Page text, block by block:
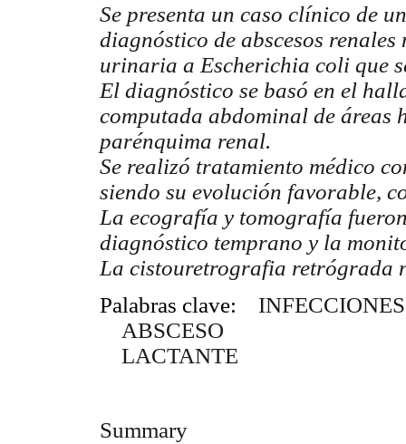
Se presenta un caso clínico de
diagnóstico de abscesos
urinaria a Escherichia coli que
El diagnóstico se basó en el
computada abdominal de áreas
parénquima renal.
Se realizó tratamiento médico
siendo su evolución favorable,
La ecografía y tomografía
diagnóstico temprano y la
La cistouretrografia retrógrada
Palabras clave:
ABSCESO
LACTANTE
Summary